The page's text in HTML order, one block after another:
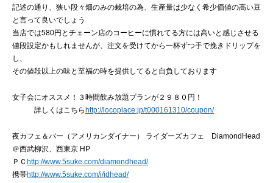
記述の通り、狭い段々畑のみの栽培の為、生産量は少なく希少価値の高い豆
と言って良いでしょう
当店では580円とチェーン店のコーヒーに慣れてる方には高いと感じさせる
値段設定かもしれませんが、注文を受けてから一杯ずつ手で挽きドリップを
し、
その値段以上の味と至福の時を提供してると自負しております
女子会にオススメ！３時間飲み放題プランが２９８０円！
詳しくはこちら http://locoplace.jp/t000161310/coupon/
夜カフェ＆バー（アメリカンダイナー） ライダーズカフェ DiamondHead
＠西武柳沢、西東京 HP
ＰＣ http://www.5suke.com/diamondhead/
携帯http://www.5suke.com/i/idhead/